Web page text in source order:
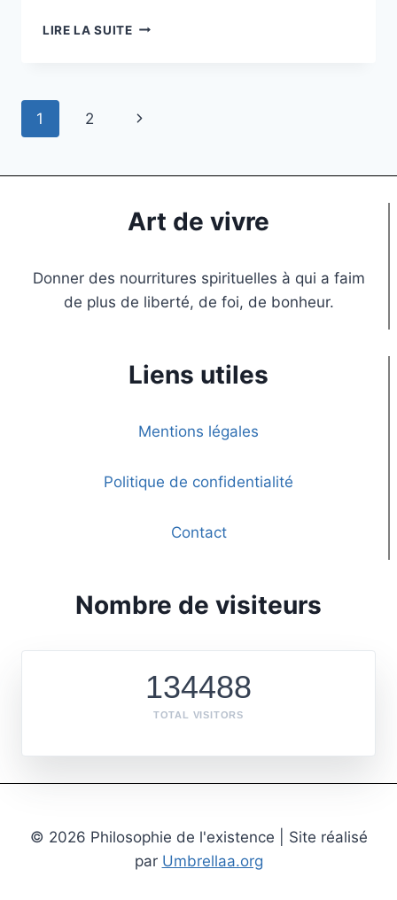
LIRE LA SUITE
1 2
Art de vivre
Donner des nourritures spirituelles à qui a faim
de plus de liberté, de foi, de bonheur.
Liens utiles
Mentions légales
Politique de confidentialité
Contact
Nombre de visiteurs
134488
TOTAL VISITORS
© 2026 Philosophie de l'existence | Site réalisé
par Umbrellaa.org